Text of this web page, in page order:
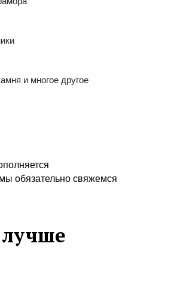
и многое другое
обязательно свяжемся